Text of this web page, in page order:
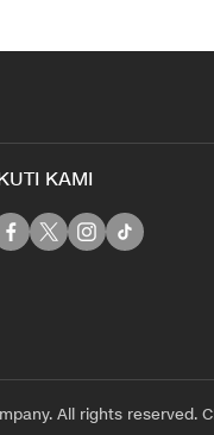
KAMI
All rights reserved.